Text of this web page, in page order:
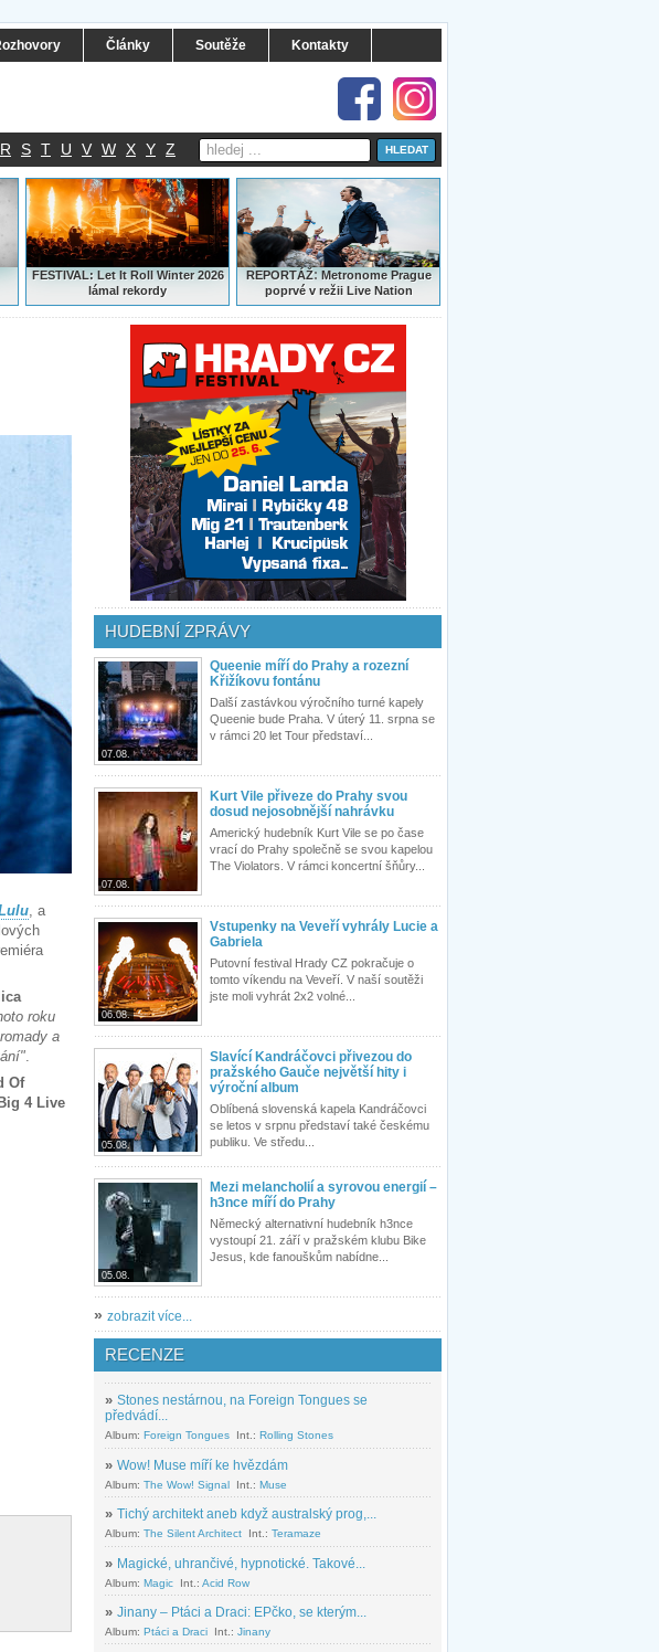
Články Soutěže Kontakty
R S T U V W X Y Z
FESTIVAL: Let It Roll Winter 2026
lámal rekordy
REPORTÁŽ:Metronome Prague
poprvé v režii Live Nation
, a
roku
a
.
Of
4 Live
HUDEBNÍ ZPRÁVY
07.08.
Queenie míří do Prahy a rozezní
Křižíkovu fontánu
Další zastávkou výročního turné kapely
Queenie bude Praha. V úterý 11. srpna se
v rámci 20 let Tour představí...
07.08.
Kurt Vile přiveze do Prahy svou
dosud nejosobnější nahrávku
Americký hudebník Kurt Vile se po čase
vrací do Prahy společně se svou kapelou
The Violators. V rámci koncertní šňůry...
06.08.
Vstupenky na Veveří vyhrály Lucie a
Gabriela
Putovní festival Hrady CZ pokračuje o
tomto víkendu na Veveří. V naší soutěži
jste moli vyhrát 2x2 volné...
05.08.
Slavící Kandráčovci přivezou do
pražského Gauče největší hity i
výroční album
Oblíbená slovenská kapela Kandráčovci
se letos v srpnu představí také českému
publiku. Ve středu...
05.08.
Mezi melancholií a syrovou energií –
h3nce míří do Prahy
Německý alternativní hudebník h3nce
vystoupí 21. září v pražském klubu Bike
Jesus, kde fanouškům nabídne...
» zobrazit více...
RECENZE
» Stones nestárnou, na Foreign Tongues se
předvádí...
Album: Foreign Tongues Int.: Rolling Stones
» Wow! Muse míří ke hvězdám
Album: The Wow! Signal Int.: Muse
» Tichý architekt aneb když australský prog,...
Album: The Silent Architect Int.: Teramaze
» Magické, uhrančivé, hypnotické. Takové...
Album: Magic Int.: Acid Row
» Jinany – Ptáci a Draci: EPčko, se kterým...
Album: Ptáci a Draci Int.: Jinany